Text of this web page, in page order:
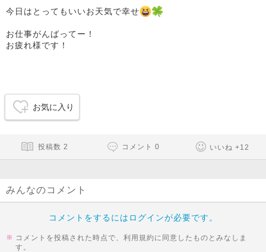
今日はとってもいいお天気で幸せ
お仕事がんばってー！
お疲れ様です！
お気に入り
投稿数 2 コメント 0 いいね +12
みんなのコメント
コメントをするにはログインが必要です。
コメントを投稿された時点で、利用規約に同意したものとみなしま
す。